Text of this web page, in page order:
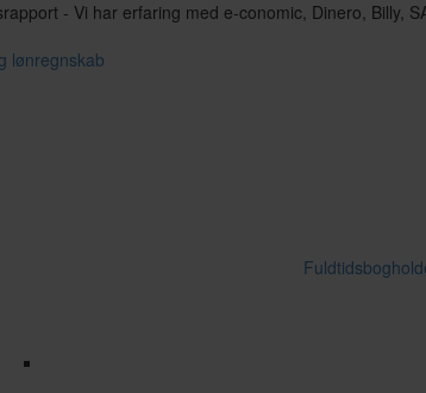
- Vi har erfaring med e-conomic, Dinero, Billy,
lønregnskab